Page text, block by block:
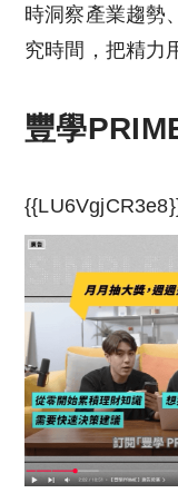
時洞察產業趨勢
究時間，把精力
豐學